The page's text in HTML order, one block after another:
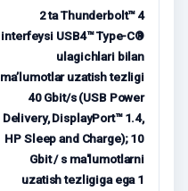
2 ta Thunderbolt™ 4
interfeysi USB4™ Type-C®
ulagichlari bilan
maʼlumotlar uzatish tezligi
40 Gbit/s (USB Power
Delivery, DisplayPort™ 1.4,
HP Sleep and Charge); 10
Gbit / s ma'lumotlarni
uzatish tezligiga ega 1